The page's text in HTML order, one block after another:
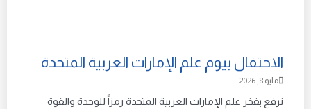
الاحتفال بيوم علم الإمارات العربية المتحدة
مايو 8, 2026
نرفع بفخر علم الإمارات العربية المتحدة رمزاً للوحدة والقوة